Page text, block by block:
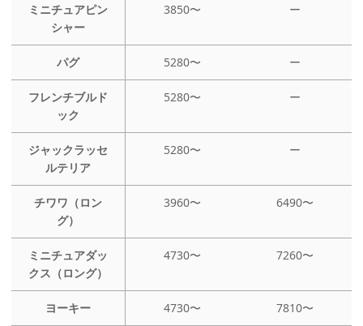
ミニチュアピン
シャー
3850〜 ー
パグ 5280〜 ー
フレンチブルド
ック
5280〜 ー
ジャックラッセ
ルテリア
5280〜 ー
チワワ（ロン
グ）
3960〜 6490〜
ミニチュアダッ
クス（ロング）
4730〜 7260〜
ヨーキー 4730〜 7810〜